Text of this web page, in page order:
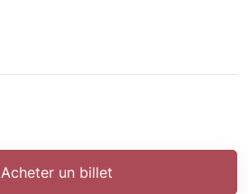
Acheter un billet